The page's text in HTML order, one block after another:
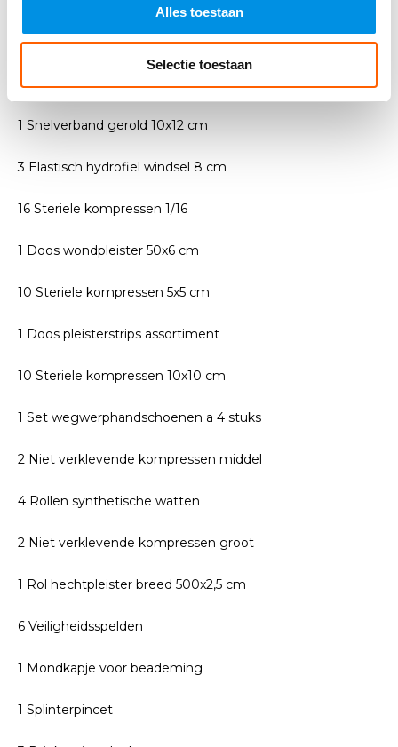
Alles toestaan
Selectie toestaan
2 Snelverband gerold 8x10 cm
3 Elastisch hydrofiel windsel 6 cm
1 Snelverband gerold 10x12 cm
3 Elastisch hydrofiel windsel 8 cm
16 Steriele kompressen 1/16
1 Doos wondpleister 50x6 cm
10 Steriele kompressen 5x5 cm
1 Doos pleisterstrips assortiment
10 Steriele kompressen 10x10 cm
1 Set wegwerphandschoenen a 4 stuks
2 Niet verklevende kompressen middel
4 Rollen synthetische watten
2 Niet verklevende kompressen groot
1 Rol hechtpleister breed 500x2,5 cm
6 Veiligheidsspelden
1 Mondkapje voor beademing
1 Splinterpincet